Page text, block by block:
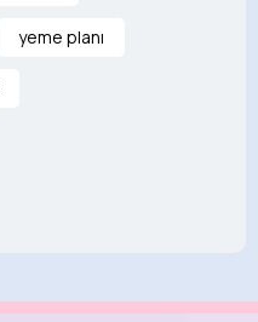
yeme planı